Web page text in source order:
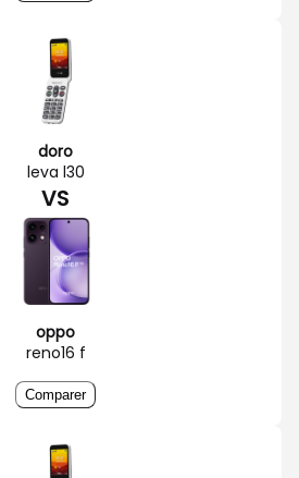
doro
leva l30
VS
oppo
reno16 f
Comparer